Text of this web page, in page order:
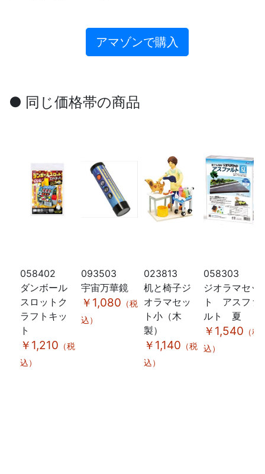
アマゾンで購入
● 同じ価格帯の商品
058402
ダンボール
スロットク
ラフトキッ
ト
￥1,210 （税
込）
093503
宇宙万華鏡
￥1,080 （税
込）
023813
机と椅子ジ
オラマセッ
ト小（木
製）
￥1,140 （税
込）
058303
ジオラマセッ
ト アスファ
ルト 夏
￥1,540 （税
込）